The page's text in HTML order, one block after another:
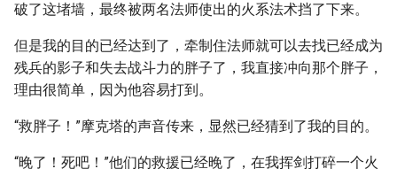
破了这堵墙，最终被两名法师使出的火系法术挡了下来。
但是我的目的已经达到了，牵制住法师就可以去找已经成为
残兵的影子和失去战斗力的胖子了，我直接冲向那个胖子，
理由很简单，因为他容易打到。
“救胖子！”摩克塔的声音传来，显然已经猜到了我的目的。
“晚了！死吧！”他们的救援已经晚了，在我挥剑打碎一个火